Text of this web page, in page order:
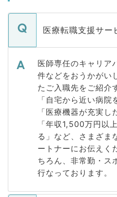
医療転職支援サー
医師専任のキャリア
件などをおうかがい
たご入職先をご紹介
「自宅から近い病院
「医療機器が充実し
「年収1,500万円以
る」など、さまざま
ートナーにお伝えく
ちろん、非常勤・ス
行なっております。